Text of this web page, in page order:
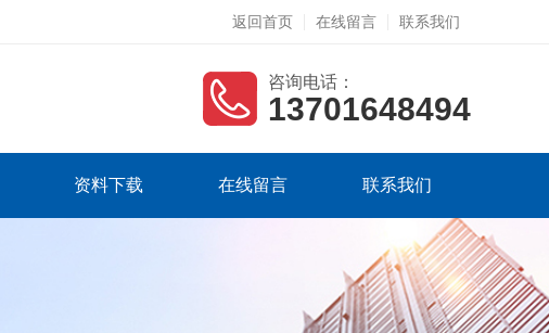
返回首页 在线留言 联系我们
咨询电话：
13701648494
资料下载 在线留言 联系我们